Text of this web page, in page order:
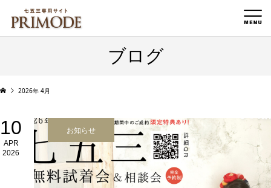
ブログ
2026年 4月
10
APR
2026
お知らせ